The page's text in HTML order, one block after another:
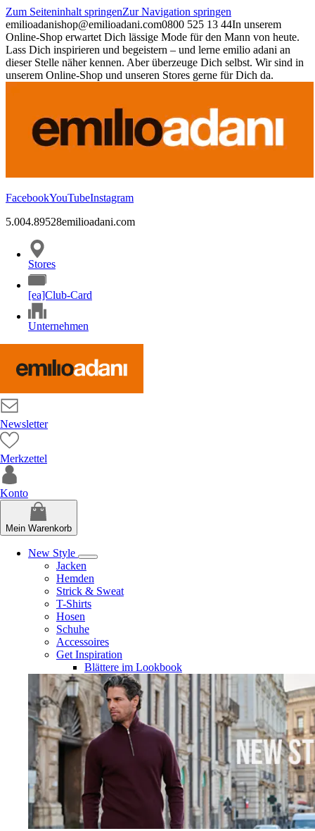
Zum Seiteninhalt springenZur Navigation springen
emilioadanishop@emilioadani.com0800 525 13 44In unserem
Online-Shop erwartet Dich lässige Mode für den Mann von heute.
Lass Dich inspirieren und begeistern – und lerne emilio adani an
dieser Stelle näher kennen. Aber überzeuge Dich selbst. Wir sind in
unserem Online-Shop und unseren Stores gerne für Dich da.
FacebookYouTubeInstagram
5.004.89528emilioadani.com
Stores
[ea]Club-Card
Unternehmen
Newsletter
Merkzettel
Konto
Mein Warenkorb
New Style
Jacken
Hemden
Strick & Sweat
T-Shirts
Hosen
Schuhe
Accessoires
Get Inspiration
Blättere im Lookbook